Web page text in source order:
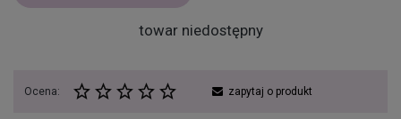
towar niedostępny
Ocena: zapytaj o produkt